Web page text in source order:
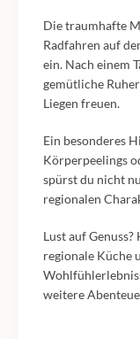
Die traumhafte
Radfahren auf
ein. Nach einem
gemütliche
Liegen freuen.
Ein besonderes
Körperpeelings
spürst du nicht
regionalen
Lust auf
regionale Küche
weitere